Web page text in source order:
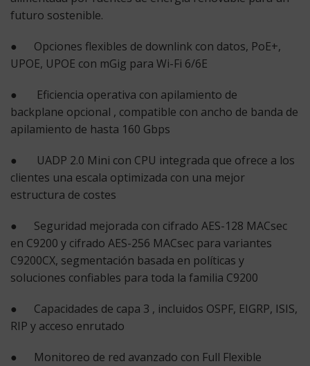
futuro sostenible.
● Opciones flexibles de downlink con datos, PoE+,
UPOE, UPOE con mGig para Wi-Fi 6/6E
● Eficiencia operativa con apilamiento de
backplane opcional , compatible con ancho de banda de
apilamiento de hasta 160 Gbps
● UADP 2.0 Mini con CPU integrada que ofrece a los
clientes una escala optimizada con una mejor
estructura de costes
● Seguridad mejorada con cifrado AES-128 MACsec
en C9200 y cifrado AES-256 MACsec para variantes
C9200CX, segmentación basada en políticas y
soluciones confiables para toda la familia C9200
● Capacidades de capa 3 , incluidos OSPF, EIGRP, ISIS,
RIP y acceso enrutado
● Monitoreo de red avanzado con Full Flexible